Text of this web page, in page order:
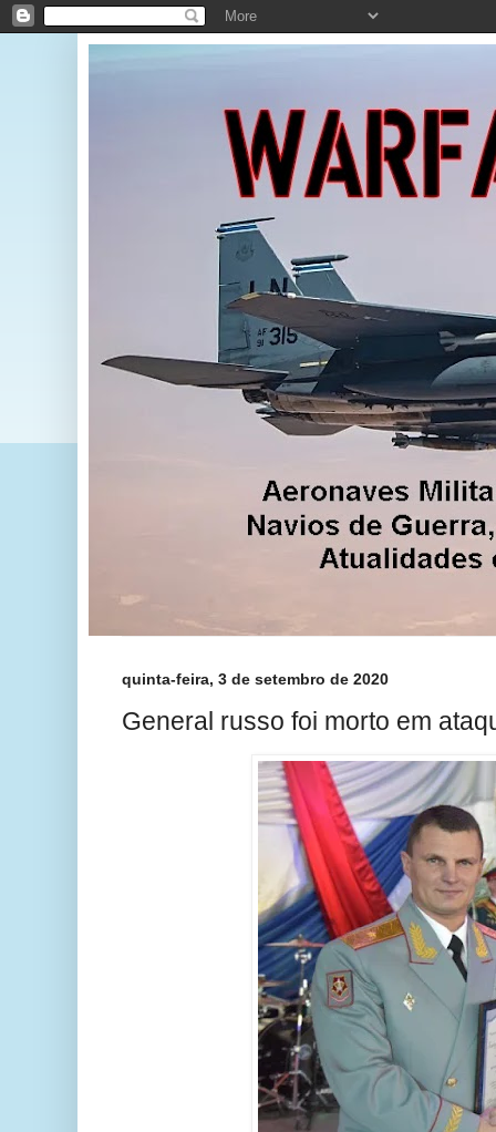
quinta-feira, 3 de setembro de 2020
General russo foi morto em